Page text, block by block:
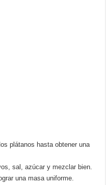
plátanos hasta obtener una
sal, azúcar y mezclar bien.
una masa uniforme.